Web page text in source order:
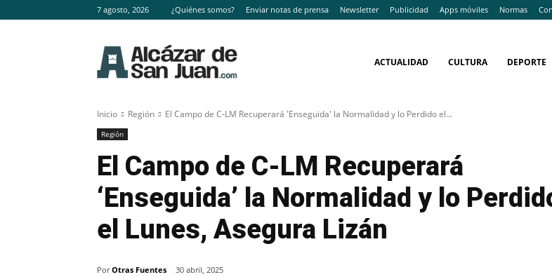
7 agosto, 2026 ¿Quiénes somos? Enviar notas de prensa Newsletter Publicidad Apps móviles Normas
ACTUALIDAD CULTURA DEPORTE
Inicio Región El Campo de C-LM Recuperará 'Enseguida' la Normalidad y lo Perdido el...
Región
El Campo de C-LM Recuperará
‘Enseguida’ la Normalidad y lo
el Lunes, Asegura Lizán
Por Otras Fuentes 30 abril, 2025